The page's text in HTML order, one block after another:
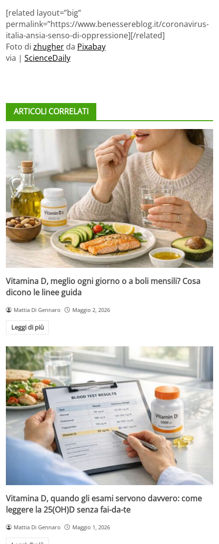
[related layout=”big”
permalink=”https://www.benessereblog.it/coronavirus-
italia-ansia-senso-di-oppressione][/related]
Foto di zhugher da Pixabay
via | ScienceDaily
ARTICOLI CORRELATI
Vitamina D, meglio ogni giorno o a boli mensili? Cosa
dicono le linee guida
Mattia Di Gennaro Maggio 2, 2026
Leggi di più
Vitamina D, quando gli esami servono davvero: come
leggere la 25(OH)D senza fai-da-te
Mattia Di Gennaro Maggio 1, 2026